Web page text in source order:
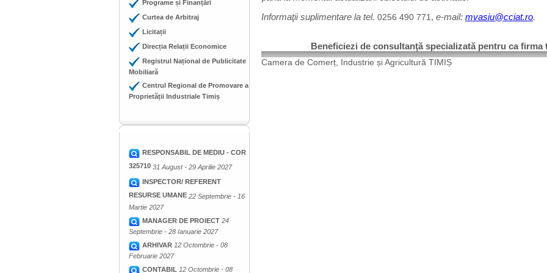
Programe și Finanțări
Curtea de Arbitraj
Licitații
Direcția Relații Economice
Registrul Național de Publicitate
Mobiliară
Centrul Regional de Promovare a
Proprietății Industriale Timiș
RESPONSABIL DE MEDIU - COR
325710 31 August - 29 Aprilie 2027
INSPECTOR/ REFERENT
RESURSE UMANE 22 Septembrie - 16
Martie 2027
MANAGER DE PROIECT 24
Septembrie - 28 Ianuarie 2027
ARHIVAR 12 Octombrie - 08
Februarie 2027
CONTABIL 12 Octombrie - 08
Informaţii suplimentare la tel. 0256 490 771 , e-mail: mvasiu@cciat.ro.
Beneficiezi de consultanţă specializată pentru ca firma
Camera de Comerț, Industrie și Agricultură TIMIȘ